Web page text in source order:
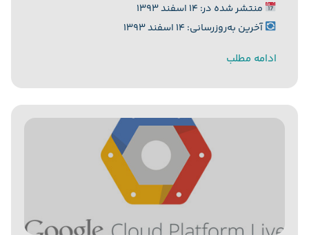
زد.دی.نت، این سرویس در کنگره جهانی تلفن
همراه(MWC)...
منتشر شده در: ۱۴ اسفند ۱۳۹۳
آخرین به‌روزرسانی: ۱۴ اسفند ۱۳۹۳
ادامه مطلب